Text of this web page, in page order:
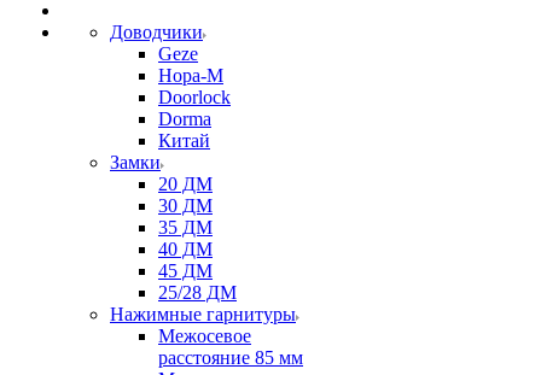
Доводчики
Geze
Нора-М
Doorlock
Dorma
Китай
Замки
20 ДМ
30 ДМ
35 ДМ
40 ДМ
45 ДМ
25/28 ДМ
Нажимные гарнитуры
Межосевое
расстояние 85 мм